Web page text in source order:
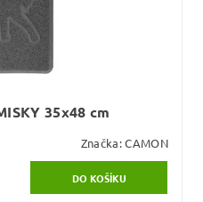
35x48 cm
Značka:CAMON